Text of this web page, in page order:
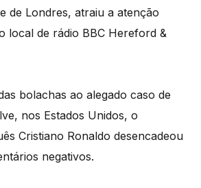
de Londres, atraiu a atenção
local de rádio BBC Hereford &
bolachas ao alegado caso de
nos Estados Unidos, o
Cristiano Ronaldo desencadeou
negativos.